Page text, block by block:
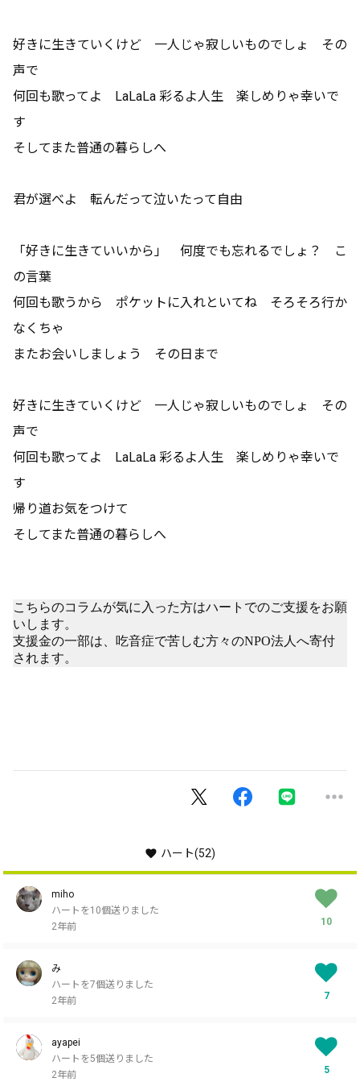
好きに生きていくけど 一人じゃ寂しいものでしょ その
声で
何回も歌ってよ LaLaLa 彩るよ人生 楽しめりゃ幸いで
す
そしてまた普通の暮らしへ
君が選べよ 転んだって泣いたって自由
「好きに生きていいから」 何度でも忘れるでしょ？ こ
の言葉
何回も歌うから ポケットに入れといてね そろそろ行か
なくちゃ
またお会いしましょう その日まで
好きに生きていくけど 一人じゃ寂しいものでしょ その
声で
何回も歌ってよ LaLaLa 彩るよ人生 楽しめりゃ幸いで
す
帰り道お気をつけて
そしてまた普通の暮らしへ
こちらのコラムが気に入った方はハートでのご支援をお願
いします。
支援金の一部は、吃音症で苦しむ方々のNPO法人へ寄付
されます。
ハート(52)
miho
ハートを10個送りました
2年前
10
み
ハートを7個送りました
2年前
7
ayapei
ハートを5個送りました
2年前
5